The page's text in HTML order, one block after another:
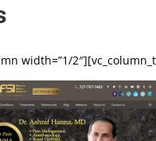
width=”1/